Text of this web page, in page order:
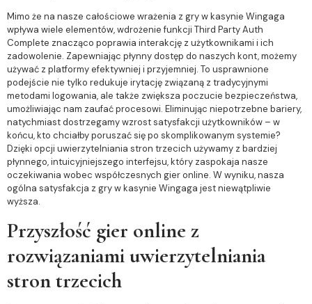
Mimo że na nasze całościowe wrażenia z gry w kasynie Wingaga
wpływa wiele elementów, wdrożenie funkcji Third Party Auth
Complete znacząco poprawia interakcję z użytkownikami i ich
zadowolenie. Zapewniając płynny dostęp do naszych kont, możemy
używać z platformy efektywniej i przyjemniej. To usprawnione
podejście nie tylko redukuje irytację związaną z tradycyjnymi
metodami logowania, ale także zwiększa poczucie bezpieczeństwa,
umożliwiając nam zaufać procesowi. Eliminując niepotrzebne bariery,
natychmiast dostrzegamy wzrost satysfakcji użytkowników – w
końcu, kto chciałby poruszać się po skomplikowanym systemie?
Dzięki opcji uwierzytelniania stron trzecich używamy z bardziej
płynnego, intuicyjniejszego interfejsu, który zaspokaja nasze
oczekiwania wobec współczesnych gier online. W wyniku, nasza
ogólna satysfakcja z gry w kasynie Wingaga jest niewątpliwie
wyższa.
Przyszłość gier online z
rozwiązaniami uwierzytelniania
stron trzecich